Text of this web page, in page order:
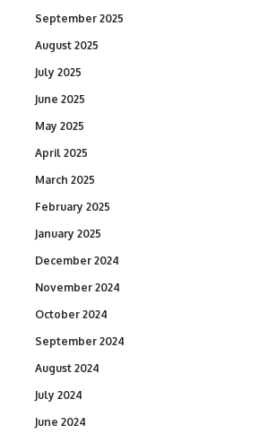
September 2025
August 2025
July 2025
June 2025
May 2025
April 2025
March 2025
February 2025
January 2025
December 2024
November 2024
October 2024
September 2024
August 2024
July 2024
June 2024